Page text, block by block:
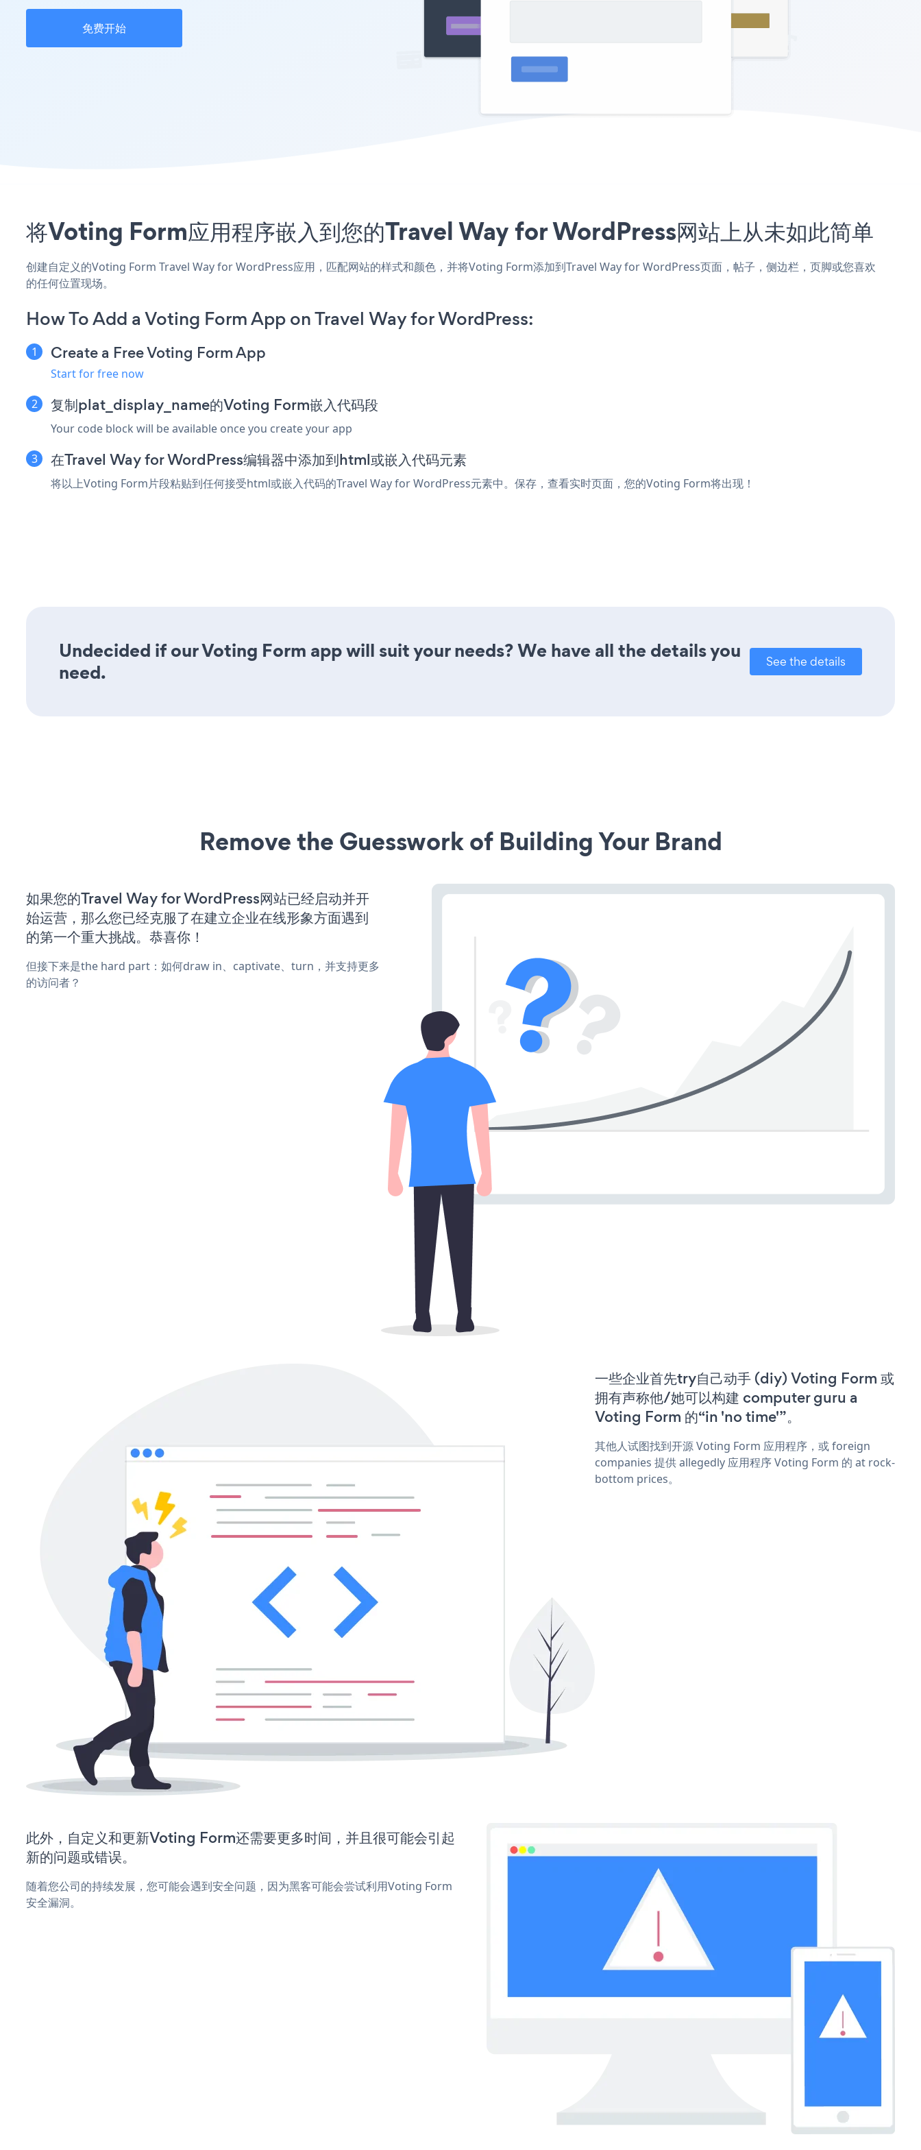
免费开始
将Voting Form应用程序嵌入到您的Travel Way for WordPress网站上从未如此简单
创建自定义的Voting Form Travel Way for WordPress应用，匹配网站的样式和颜色，并将Voting Form添加到Travel Way for WordPress页面，帖子，侧边栏，页脚或您喜欢
的任何位置现场。
How To Add a Voting Form App on Travel Way for WordPress:
Create a Free Voting Form App
Start for free now
复制plat_display_name的Voting Form嵌入代码段
Your code block will be available once you create your app
在Travel Way for WordPress编辑器中添加到html或嵌入代码元素
将以上Voting Form片段粘贴到任何接受html或嵌入代码的Travel Way for WordPress元素中。保存，查看实时页面，您的Voting Form将出现！
Undecided if our Voting Form app will suit your needs? We have all the details you
need.
See the details
Remove the Guesswork of Building Your Brand
如果您的Travel Way for WordPress网站已经启动并开
始运营，那么您已经克服了在建立企业在线形象方面遇到
的第一个重大挑战。恭喜你！
但接下来是the hard part：如何draw in、captivate、turn，并支持更多
的访问者？
一些企业首先try自己动手 (diy) Voting Form 或
拥有声称他/她可以构建 computer guru a
Voting Form 的“in 'no time'”。
其他人试图找到开源 Voting Form 应用程序，或 foreign
companies 提供 allegedly 应用程序 Voting Form 的 at rock-
bottom prices。
此外，自定义和更新Voting Form还需要更多时间，并且很可能会引起
新的问题或错误。
随着您公司的持续发展，您可能会遇到安全问题，因为黑客可能会尝试利用Voting Form
安全漏洞。